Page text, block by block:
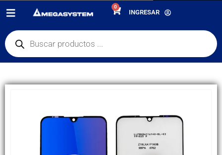
0
INGRESAR
PRODUCTOSPANTALLAS
20% OFF